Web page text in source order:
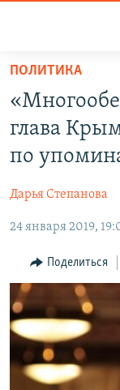
Вернуться
основному
содержанию
главной
навигации
Вернутся
поиску
ЕЩЕ
ИНТЕРАКТИВ
ИНФОГРАФИКА
ТЕЛЕПРОЕКТ
СОВЕТЫ
ПРОПАВШИЕ БЕЗ
ПОБЕДИТЕЛЕЙ НЕ
РАДІО СВОБОДА
КАК ОБОЙТИ
Українською
Qırımtatar
ПРИСОЕДИНЯЙТЕСЬ!
ПОЛИТИКА
глава
по
Дарья Степанова
24 января 2019,
Поделиться